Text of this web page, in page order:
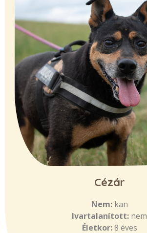
Cézár
Nem:kan
Ivartalanított: nem
Életkor:8 éves